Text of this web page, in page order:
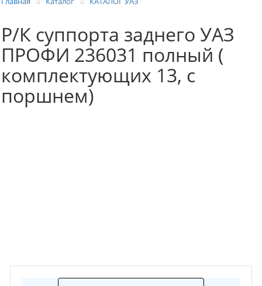
Р/К суппорта заднего УАЗ
ПРОФИ 236031 полный (
комплектующих 13, с
поршнем)